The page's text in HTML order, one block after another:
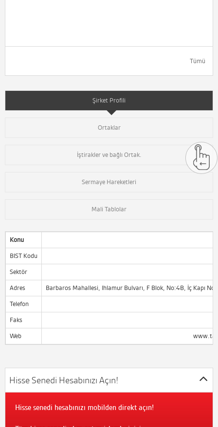
Tümü
Şirket Profili
Ortaklar
İştirakler ve bağlı Ortak.
Sermaye Hareketleri
Mali Tablolar
Konu
BIST Kodu
Sektör
Adres Barbaros Mahallesi, Ihlamur Bulvarı, F Blok, No:4B, İç Kapı
Telefon
Faks
Web
Hisse Senedi Hesabınızı Açın!
Hisse senedi hesabınızı mobilden direkt açın!